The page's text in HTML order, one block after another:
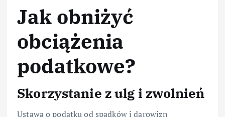
Jak obniżyć
obciążenia
podatkowe?
Skorzystanie z ulg i zwolnień
Ustawa o podatku od spadków i darowizn